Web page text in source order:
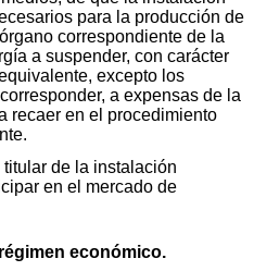
para la producción de
correspondiente de la
a suspender, con carácter
excepto los
a expensas de la
recaer en el procedimiento
de la instalación
en el mercado de
económico.